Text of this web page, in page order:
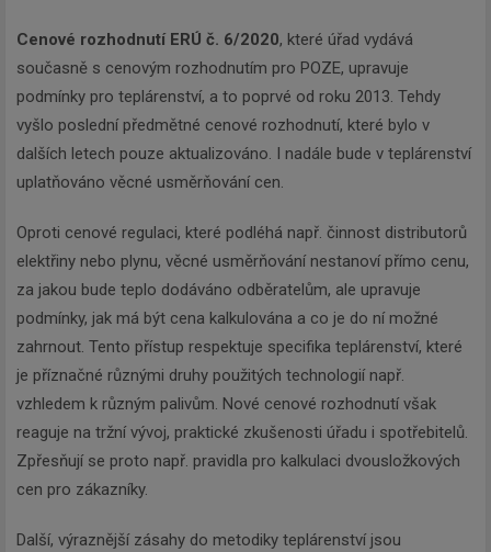
Cenové rozhodnutí ERÚ č. 6/2020, které úřad vydává
současně s cenovým rozhodnutím pro POZE, upravuje
podmínky pro teplárenství, a to poprvé od roku 2013. Tehdy
vyšlo poslední předmětné cenové rozhodnutí, které bylo v
dalších letech pouze aktualizováno. I nadále bude v teplárenství
uplatňováno věcné usměrňování cen.
Oproti cenové regulaci, které podléhá např. činnost distributorů
elektřiny nebo plynu, věcné usměrňování nestanoví přímo cenu,
za jakou bude teplo dodáváno odběratelům, ale upravuje
podmínky, jak má být cena kalkulována a co je do ní možné
zahrnout. Tento přístup respektuje specifika teplárenství, které
je příznačné různými druhy použitých technologií např.
vzhledem k různým palivům. Nové cenové rozhodnutí však
reaguje na tržní vývoj, praktické zkušenosti úřadu i spotřebitelů.
Zpřesňují se proto např. pravidla pro kalkulaci dvousložkových
cen pro zákazníky.
Další, výraznější zásahy do metodiky teplárenství jsou